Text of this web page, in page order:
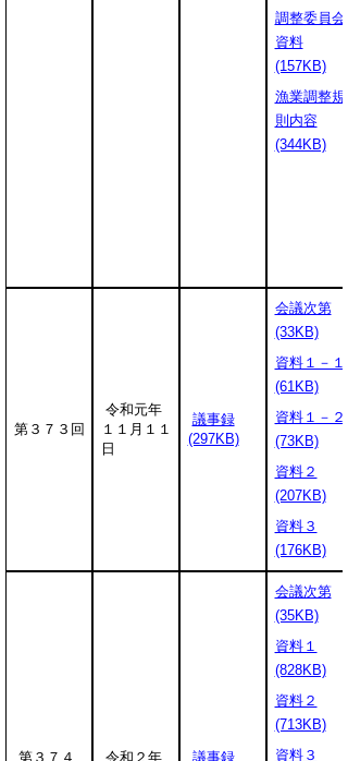
調整委員会
資料
(157KB)
漁業調整規
則内容
(344KB)
第３７３回
令和元年
１１月１１
日
議事録
(297KB)
会議次第
(33KB)
資料１－１
(61KB)
資料１－２
(73KB)
資料２
(207KB)
資料３
(176KB)
第３７４
令和２年
議事録
会議次第
(35KB)
資料１
(828KB)
資料２
(713KB)
資料３